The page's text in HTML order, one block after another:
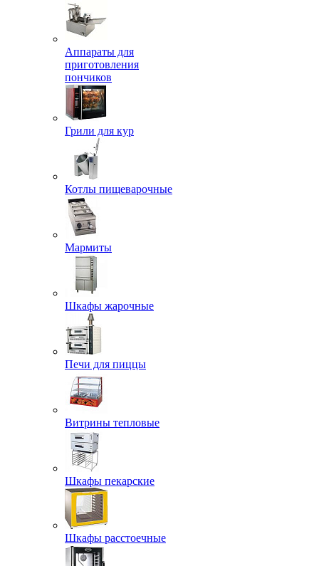
Аппараты для
приготовления
пончиков
Грили для кур
Котлы пищеварочные
Мармиты
Шкафы жарочные
Печи для пиццы
Витрины тепловые
Шкафы пекарские
Шкафы расстоечные